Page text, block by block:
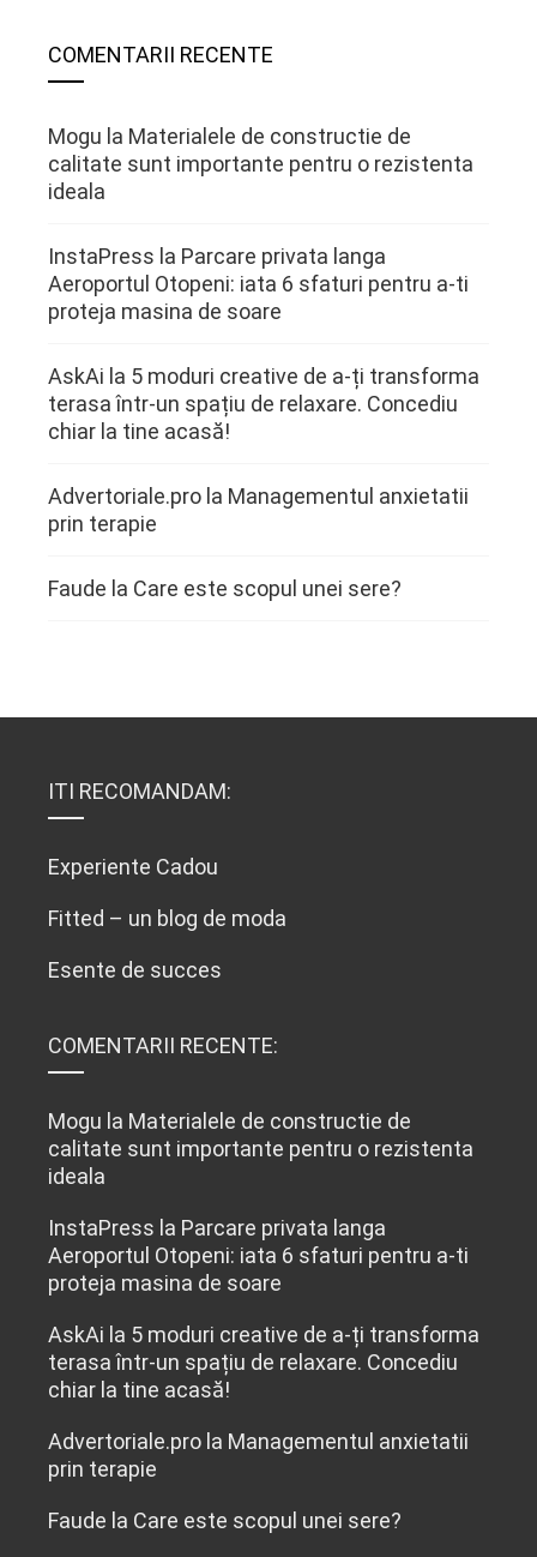
COMENTARII RECENTE
Mogu la Materialele de constructie de
calitate sunt importante pentru o rezistenta
ideala
InstaPress la Parcare privata langa
Aeroportul Otopeni: iata 6 sfaturi pentru a-ti
proteja masina de soare
AskAi la 5 moduri creative de a-ți transforma
terasa într-un spațiu de relaxare. Concediu
chiar la tine acasă!
Advertoriale.pro la Managementul anxietatii
prin terapie
Faude la Care este scopul unei sere?
ITI RECOMANDAM:
Experiente Cadou
Fitted – un blog de moda
Esente de succes
COMENTARII RECENTE:
Mogu la Materialele de constructie de
calitate sunt importante pentru o rezistenta
ideala
InstaPress la Parcare privata langa
Aeroportul Otopeni: iata 6 sfaturi pentru a-ti
proteja masina de soare
AskAi la 5 moduri creative de a-ți transforma
terasa într-un spațiu de relaxare. Concediu
chiar la tine acasă!
Advertoriale.pro la Managementul anxietatii
prin terapie
Faude la Care este scopul unei sere?